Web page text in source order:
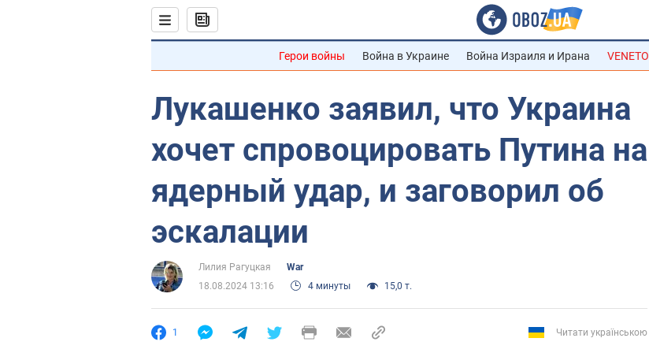
Герои войны Война в Украине Война Израиля и Ирана VENETO
Лукашенко заявил, что Украина
хочет спровоцировать Путина на
ядерный удар, и заговорил об
эскалации
Лилия Рагуцкая
War
18.08.2024 13:16
4 минуты 15,0 т.
1 Читати українською